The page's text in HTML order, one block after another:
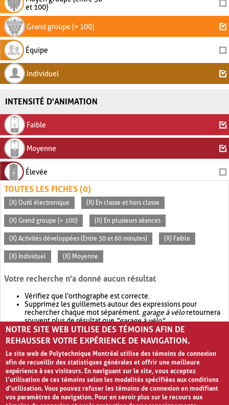
et 100)
Grand groupe (> 100)
Équipe
Individuel
INTENSITÉ D'ANIMATION
Faible
Moyenne
Élevée
TOUTES LES FICHES (0)
(X) Outil électronique (X) En classe et hors classe
(X) Grand groupe (> 100) (X) En plusieurs séances
(X) Activités développées (Entre 30 et 60 minutes) (X) Faible
(X) Individuel (X) Moyenne
Votre recherche n'a donné aucun résultat
Vérifiez que l'orthographe est correcte.
Supprimez les guillemets autour des expressions pour
rechercher chaque mot séparément. garage à véloretournera
souvent plus de résultat que"garage à vélo".
Envisagez d'élargir votre recherche avec OR.garage OR vélo
retournera souvent plus de résultat quegarage à vélo
NOTRE SITE WEB UTILISE DES TÉMOINS AFIN DE
REHAUSSER VOTRE EXPÉRIENCE DE NAVIGATION.
Le site web de Polytechnique Montréal utilise des témoins de connexion
afin de recueillir des statistiques générales et offrir une meilleure
expérience à ses visiteurs. En naviguant sur le site, vous acceptez
l’utilisation de ces témoins selon les modalités spécifiées aux conditions
d’utilisation. Vous pouvez refuser les témoins de connexion en modifiant
vos paramètres de navigation. Pour en savoir plus sur le recours aux